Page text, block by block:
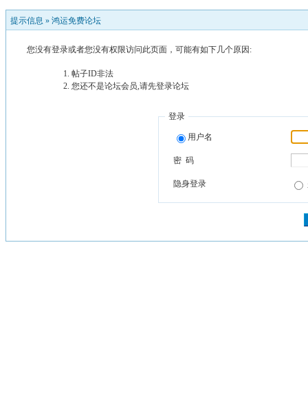
提示信息 » 鸿运免费论坛
您没有登录或者您没有权限访问此页面，可能有如下几个原因:
帖子ID非法
您还不是论坛会员,请先登录论坛
登录
用户名
密 码
隐身登录